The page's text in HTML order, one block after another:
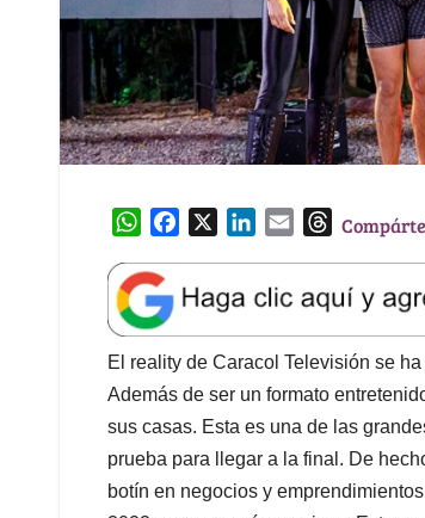
W
a
t
s
A
p
p
e
b
o
o
k
k
e
d
I
n
l
T
e
a
d
s
El reality de Caracol Televisión se
Además de ser un formato
sus casas. Esta es una de las
prueba para llegar a la final. De
botín en negocios y